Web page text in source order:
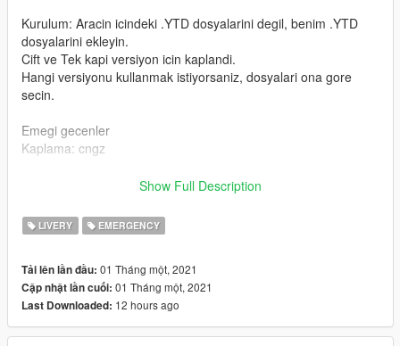
Kurulum: Aracin icindeki .YTD dosyalarini degil, benim .YTD
dosyalarini ekleyin.
Cift ve Tek kapi versiyon icin kaplandi.
Hangi versiyonu kullanmak istiyorsaniz, dosyalari ona gore
secin.
Emegi gecenler
Kaplama: cngz
Kaplamalarinin uzerinde duzenleme yapilip kullanilmasi,
Tespiti alinde yaptirim uygulanacaktir. Tesekkurler.
-------------------------
English:
Show Full Description
LIVERY EMERGENCY
Tải lên lần đầu: 01 Tháng một, 2021
Cập nhật lần cuối: 01 Tháng một, 2021
Last Downloaded: 12 hours ago